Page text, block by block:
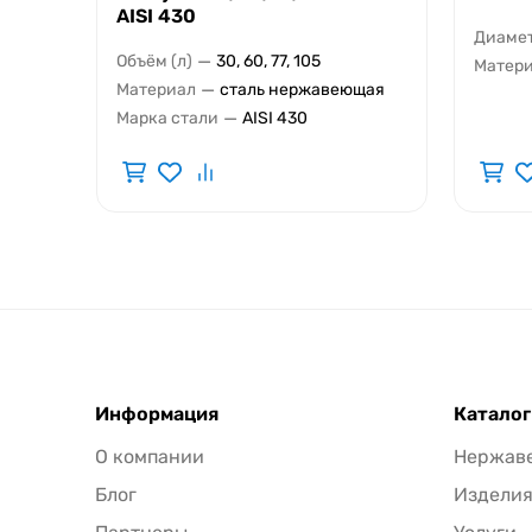
AISI 430
Объём (л) — 30, 60, 77, 105
Материал — сталь нержавеющая
Марка стали — AISI 430
Информация
О компании
Блог
Каталог
Изделия